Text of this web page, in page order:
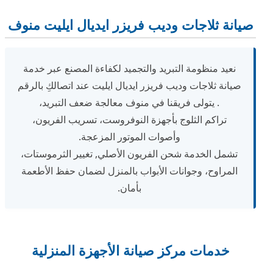
صيانة ثلاجات وديب فريزر ايديال ايليت منوف
نعيد منظومة التبريد والتجميد لكفاءة المصنع عبر خدمة
صيانة ثلاجات وديب فريزر ايديال ايليت عند اتصالكِ بالرقم
. يتولى فريقنا في منوف معالجة ضعف التبريد،
تراكم الثلوج بأجهزة النوفروست، تسريب الفريون،
وأصوات الموتور المزعجة.
تشمل الخدمة شحن الفريون الأصلي, تغيير الثرموستات،
المراوح، وجوانات الأبواب بالمنزل لضمان حفظ الأطعمة
بأمان.
خدمات مركز صيانة الأجهزة المنزلية